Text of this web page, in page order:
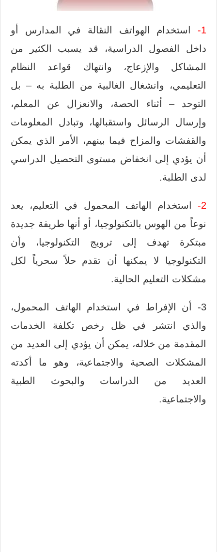
1-
استخدام الهواتف النقالة في المدارس أو
داخل الفصول الدراسية، قد يسبب الكثير من
المشاكل والإزعاج، وانتهاك قواعد النظام
التعليمي، وانشغال الغالبية من الطلبة به – بل
التوحد – أثناء الحصة، والانعزال عن المعلم،
وإرسال الرسائل واستقبالها، وتبادل المعلومات
والقفشات والمزاح فيما بينهم، الأمر الذي يمكن
أن يؤدي إلى انخفاض مستوى التحصيل الدراسي
لدى الطلبة.
2-
استخدام الهاتف المحمول في التعليم، يعد
نوعاً من الهوس بالتكنولوجيا، أو أنها طريقة جديدة
مبتكرة تهدف إلى ترويج التكنولوجيا، وأن
التكنولوجيا لا يمكنها أن تقدم حلاً سحرياً لكل
مشكلات التعليم الحالية.
3- أن الإفراط في استخدام الهاتف المحمول،
والذي انتشر في ظل رخص تكلفة الخدمات
المقدمة من خلاله، يمكن أن يؤدي إلى العديد من
المشكلات الصحية والاجتماعية، وهو ما أكدته
العديد من الدراسات والبحوث الطبية
والاجتماعية.